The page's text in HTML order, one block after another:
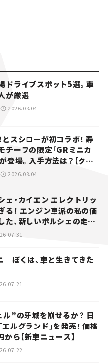
ドライブスポット5選。車
が厳選
2026.08.04
スシローが初コラボ！ 寿
チーフの限定「GRミニカ
登場。入手方法は？【クル
】2026.08.04
ェ・カイエン エレクトリッ
る！ エンジン車派の私の価
た、新しいポルシェの走
｜ぼくは、車と生きてきた
ル”の牙城を崩せるか？ 日
エルグランド」を発売！ 価格
ら【新車ニュース】